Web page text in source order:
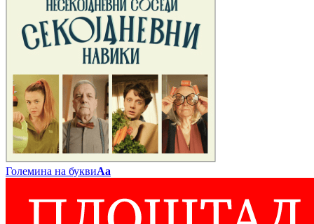
Големина на буквиАа